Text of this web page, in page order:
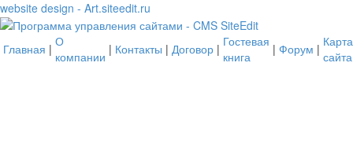
website design - Art.siteedit.ru
Главная | О
компании | Контакты | Договор | Гостевая
книга
| Форум | Карта
сайта